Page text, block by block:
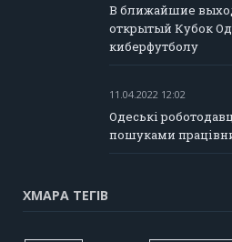
В ближайшие
открытый Кубок
киберфутболу
11.04.2022 12:02
Одеські
пошуками
ХМАРА ТЕГІВ